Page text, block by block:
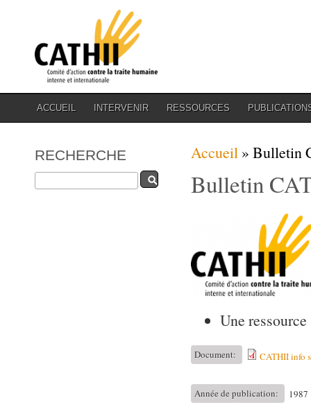
ACCUEIL INTERVENIR RESSOURCES
RECHERCHE
Rechercher
Vous êtes ici
Accueil » Bulletin
Bulletin
Une
Document: CATHII info
Année de publication: 1987